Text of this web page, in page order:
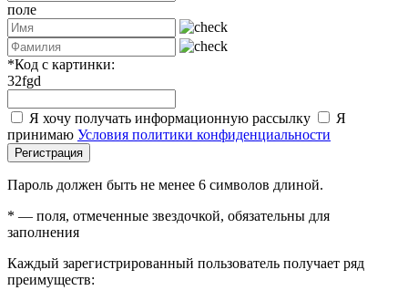
поле
*Код с картинки:
32fgd
Я хочу получать информационную рассылку
Я
принимаю Условия политики конфиденциальности
Регистрация
Пароль должен быть не менее 6 символов длиной.
* — поля, отмеченные звездочкой, обязательны для
заполнения
Каждый зарегистрированный пользователь получает ряд
преимуществ: